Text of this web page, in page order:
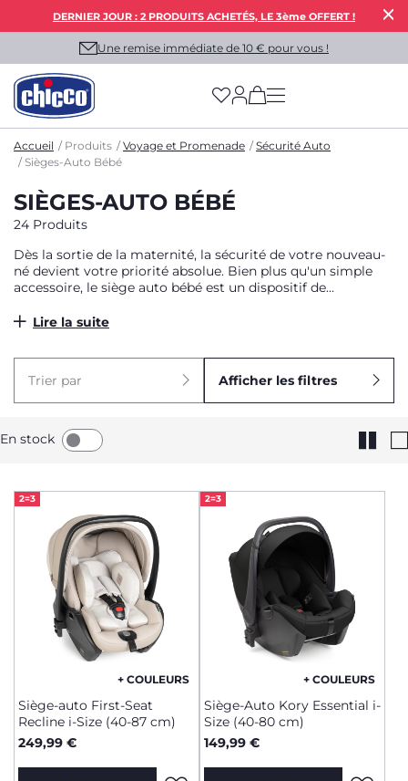
DERNIER JOUR : 2 PRODUITS ACHETÉS, LE 3ème OFFERT !
Une remise immédiate de 10 € pour vous !
(has more options
Accueil Produits Voyage et Promenade
Sécurité Auto
Sièges-Auto Bébé
SIÈGES-AUTO BÉBÉ
24 Produits
Dès la sortie de la maternité, la sécurité de votre nouveau-
né devient votre priorité absolue. Bien plus qu'un simple
accessoire, le siège auto bébé est un dispositif de
qui protègent les zones les plus vulnérables de votre enfant
Lire la suite
Trier par Afficher les filtres
En stock
2=3
+ COULEURS
Siège-auto First-Seat
Recline i-Size (40-87 cm)
249,99 €
2=3
+ COULEURS
Siège-Auto Kory Essential i-
Size (40-80 cm)
149,99 €